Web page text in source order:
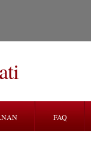
FAQ